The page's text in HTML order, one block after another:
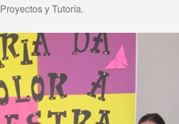
y Tutoría.